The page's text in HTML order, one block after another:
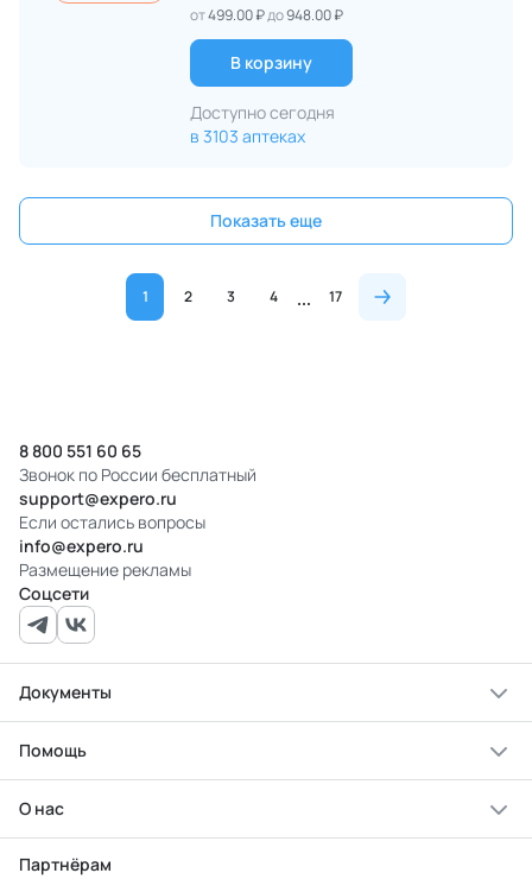
от499.00 ₽до948.00 ₽
В корзину
Доступно сегодня
в 3103 аптеках
Показать еще
1 2 3 4 17
8 800 551 60 65
Звонок по России бесплатный
support@expero.ru
Если остались вопросы
info@expero.ru
Размещение рекламы
Соцсети
Документы
Помощь
О нас
Партнёрам